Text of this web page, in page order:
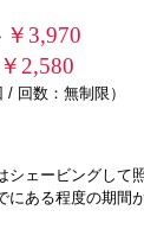
￥3,970
￥2,580
/ 回数：無制限）
ェービングして
ある程度の期間